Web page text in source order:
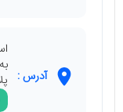
آدرس :